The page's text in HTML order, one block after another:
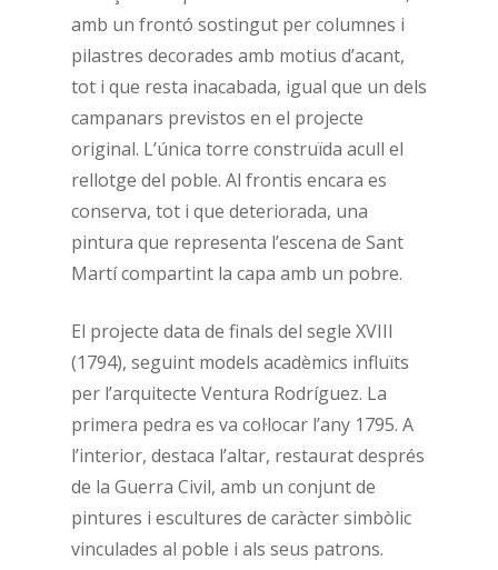
amb un frontó sostingut per columnes i
pilastres decorades amb motius d’acant,
tot i que resta inacabada, igual que un dels
campanars previstos en el projecte
original. L’única torre construïda acull el
rellotge del poble. Al frontis encara es
conserva, tot i que deteriorada, una
pintura que representa l’escena de Sant
Martí compartint la capa amb un pobre.
El projecte data de finals del segle XVIII
(1794), seguint models acadèmics influïts
per l’arquitecte Ventura Rodríguez. La
primera pedra es va col·locar l’any 1795. A
l’interior, destaca l’altar, restaurat després
de la Guerra Civil, amb un conjunt de
pintures i escultures de caràcter simbòlic
vinculades al poble i als seus patrons.